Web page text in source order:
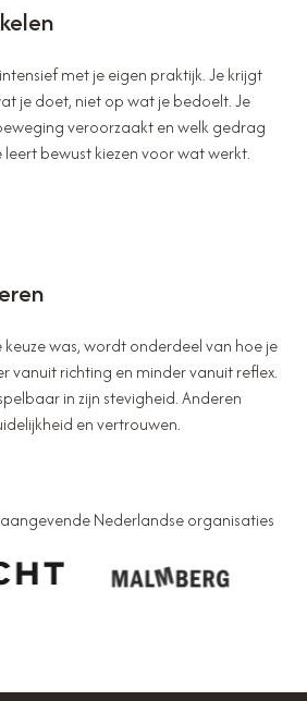
met je eigen praktijk. Je krijgt
je doet, niet op wat je bedoelt. Je
veroorzaakt en welk gedrag
bewust kiezen voor wat werkt.
was, wordt onderdeel van hoe je
vanuit richting en minder vanuit reflex.
in zijn stevigheid. Anderen
en vertrouwen.
Nederlandse organisaties